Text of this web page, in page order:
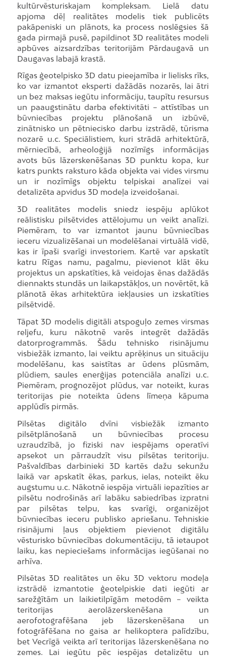
kultūrvēsturiskajam kompleksam. Lielā datu
apjoma dēļ realitātes modelis tiek publicēts
pakāpeniski un plānots, ka process noslēgsies šā
gada pirmajā pusē, papildinot 3D realitātes modeli
apbūves aizsardzības teritorijām Pārdaugavā un
Daugavas labajā krastā.
Rīgas ģeotelpisko 3D datu pieejamība ir lielisks rīks,
ko var izmantot eksperti dažādās nozarēs, lai ātri
un bez maksas iegūtu informāciju, taupītu resursus
un paaugstinātu darba efektivitāti – attīstības un
būvniecības projektu plānošanā un izbūvē,
zinātnisko un pētniecisko darbu izstrādē, tūrisma
nozarē u.c. Speciālistiem, kuri strādā arhitektūrā,
mērniecībā, arheoloģijā nozīmīgs informācijas
avots būs lāzerskenēšanas 3D punktu kopa, kur
katrs punkts raksturo kāda objekta vai vides virsmu
un ir nozīmīgs objektu telpiskai analīzei vai
detalizēta apvidus 3D modeļa izveidošanai.
3D realitātes modelis sniedz iespēju aplūkot
reālistisku pilsētvides attēlojumu un veikt analīzi.
Piemēram, to var izmantot jaunu būvniecības
ieceru vizualizēšanai un modelēšanai virtuālā vidē,
kas ir īpaši svarīgi investoriem. Kartē var apskatīt
katru Rīgas namu, pagalmu, pievienot klāt ēku
projektus un apskatīties, kā veidojas ēnas dažādās
diennakts stundās un laikapstākļos, un novērtēt, kā
plānotā ēkas arhitektūra iekļausies un izskatīties
pilsētvidē.
Tāpat 3D modelis digitāli atspoguļo zemes virsmas
reljefu, kuru nākotnē varēs integrēt dažādās
datorprogrammās. Šādu tehnisko risinājumu
visbiežāk izmanto, lai veiktu aprēķinus un situāciju
modelēšanu, kas saistītas ar ūdens plūsmām,
plūdiem, saules enerģijas potenciāla analīzi u.c.
Piemēram, prognozējot plūdus, var noteikt, kuras
teritorijas pie noteikta ūdens līmeņa kāpuma
applūdīs pirmās.
Pilsētas digitālo dvīni visbiežāk izmanto
pilsētplānošanā un būvniecības procesu
uzraudzībā, jo fiziski nav iespējams operatīvi
apsekot un pārraudzīt visu pilsētas teritoriju.
Pašvaldības darbinieki 3D kartēs dažu sekunžu
laikā var apskatīt ēkas, parkus, ielas, noteikt ēku
augstumu u.c. Nākotnē iespēja virtuāli iepazīties ar
pilsētu nodrošinās arī labāku sabiedrības izpratni
par pilsētas telpu, kas svarīgi, organizējot
būvniecības ieceru publisko apriešanu. Tehniskie
risinājumi ļaus objektiem pievienot digitālu
vēsturisko būvniecības dokumentāciju, tā ietaupot
laiku, kas nepieciešams informācijas iegūšanai no
arhīva.
Pilsētas 3D realitātes un ēku 3D vektoru modeļa
izstrādē izmantotie ģeotelpiskie dati iegūti ar
sarežģītām un laikietilpīgām metodēm – veikta
teritorijas aerolāzerskenēšana un
aerofotografēšana jeb lāzerskenēšana un
fotogrāfēšana no gaisa ar helikoptera palīdzību,
bet Vecrīgā veikta arī teritorijas lāzerskenēšana no
zemes. Lai iegūtu pēc iespējas detalizētu un